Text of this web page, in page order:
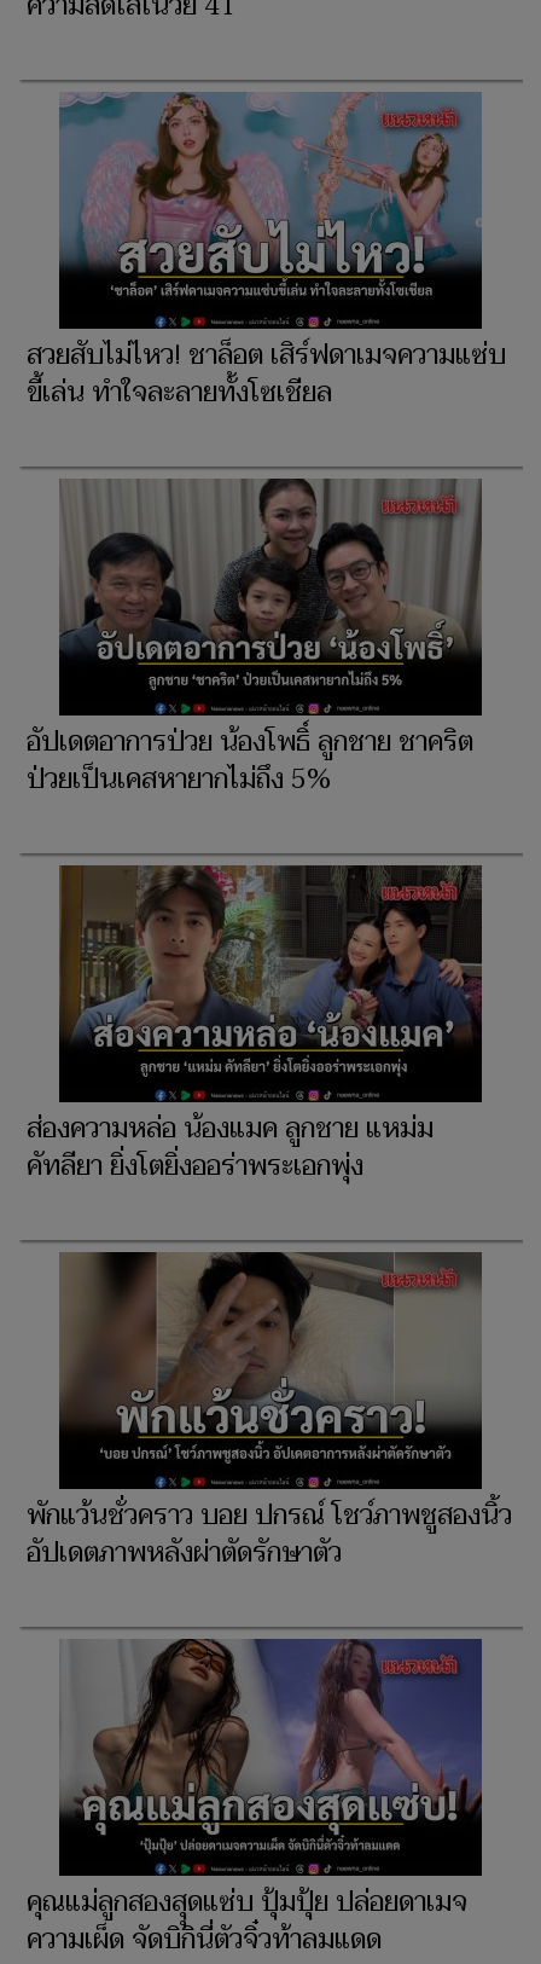
สวยสับไม่ไหว! ชาล็อต เสิร์ฟดาเมจความแซ่บ
ขี้เล่น ทำใจละลายทั้งโซเชียล
อัปเดตอาการป่วย น้องโพธิ์ ลูกชาย ชาคริต
ป่วยเป็นเคสหายากไม่ถึง 5%
ส่องความหล่อ น้องแมค ลูกชาย แหม่ม
คัทลียา ยิ่งโตยิ่งออร่าพระเอกพุ่ง
พักแว้นชั่วคราว บอย ปกรณ์ โชว์ภาพชูสองนิ้ว
อัปเดตภาพหลังผ่าตัดรักษาตัว
คุณแม่ลูกสองสุุดแซ่บ ปุ้มปุ้ย ปล่อยดาเมจ
ความเผ็ด จัดบิกินี่ตัวจิ๋วท้าลมแดด